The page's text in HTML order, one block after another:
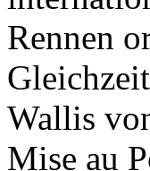
Rennen
Wallis
Mise au